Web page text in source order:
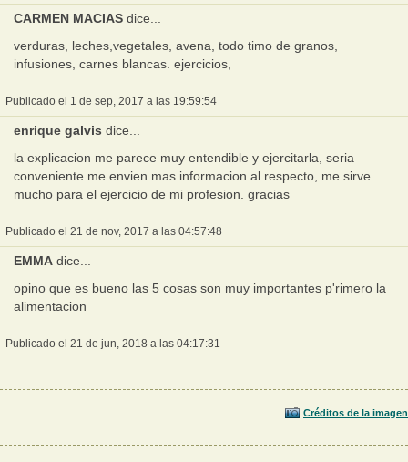
CARMEN MACIAS dice...
verduras, leches,vegetales, avena, todo timo de granos,
infusiones, carnes blancas. ejercicios,
Publicado el 1 de sep, 2017 a las 19:59:54
enrique galvis dice...
la explicacion me parece muy entendible y ejercitarla, seria
conveniente me envien mas informacion al respecto, me sirve
mucho para el ejercicio de mi profesion. gracias
Publicado el 21 de nov, 2017 a las 04:57:48
EMMA dice...
opino que es bueno las 5 cosas son muy importantes p'rimero la
alimentacion
Publicado el 21 de jun, 2018 a las 04:17:31
Créditos de la imagen